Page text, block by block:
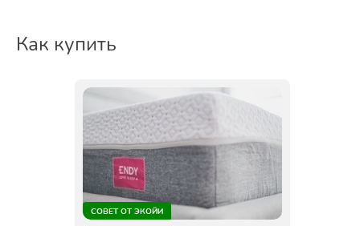
Как купить
СОВЕТ ОТ ЭКОЙИ